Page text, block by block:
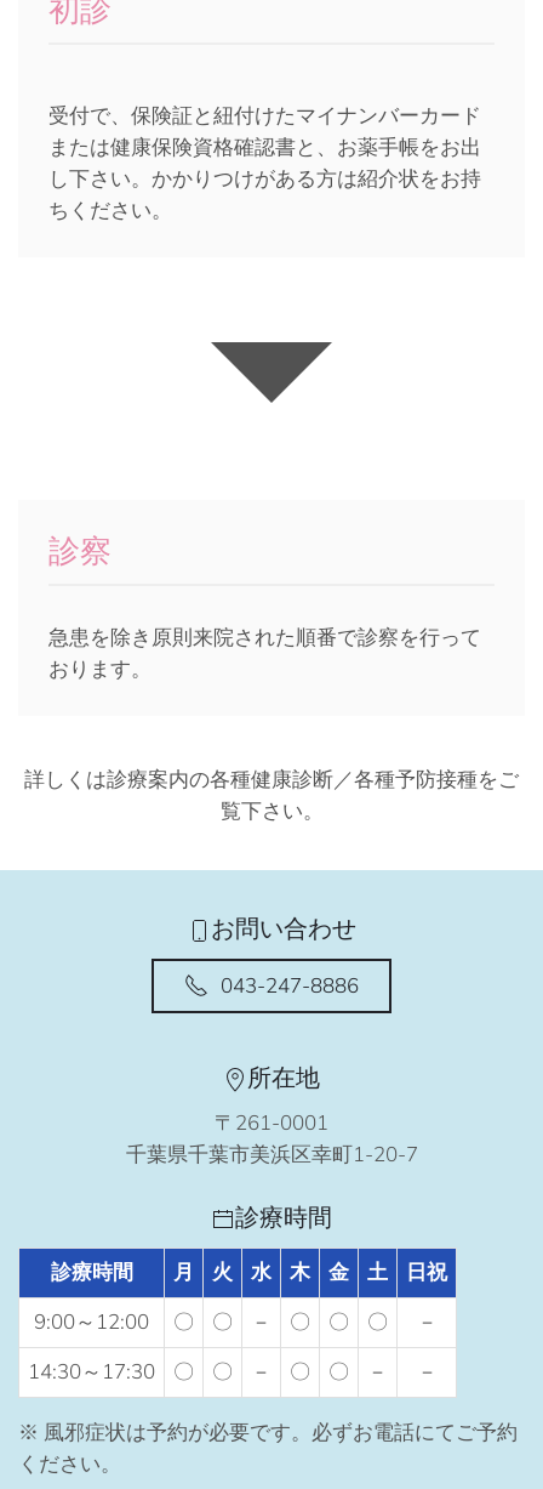
初診
受付で、保険証と紐付けたマイナンバーカード
または健康保険資格確認書と、お薬手帳をお出
し下さい。かかりつけがある方は紹介状をお持
ちください。
診察
急患を除き原則来院された順番で診察を行って
おります。
詳しくは診療案内の各種健康診断／各種予防接種をご
覧下さい。
お問い合わせ
043-247-8886
所在地
〒261-0001
千葉県千葉市美浜区幸町1-20-7
診療時間
診療時間 月 火 水 木 金 土
日祝
9:00～12:00
〇 〇 － 〇 〇 〇
－
14:30～17:30
〇 〇 － 〇 〇 － －
※ 風邪症状は予約が必要です。必ずお電話にてご予約
ください。